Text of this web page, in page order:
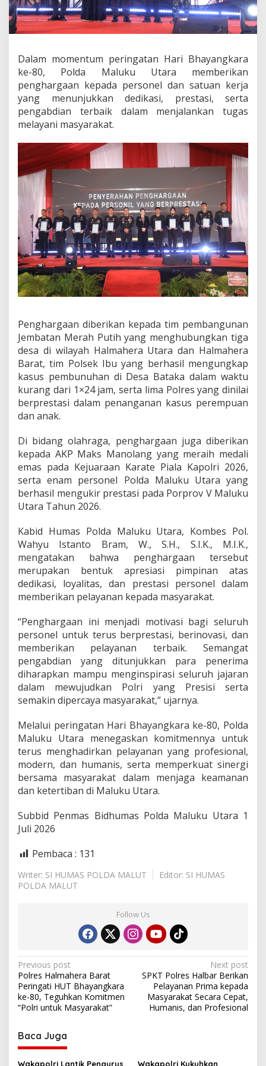
r
a
k
e
8
0
:
P
o
l
d
M
k
u
U
t
a
r
a
B
e
r
i
n
P
e
g
h
a
r
b
a
g
i
P
s
o
n
e
l
d
a
a
t
u
a
B
e
r
r
s
t
a
s
i
Dalam momentum peringatan Hari Bhayangkara
ke-80, Polda Maluku Utara memberikan
penghargaan kepada personel dan satuan kerja
yang menunjukkan dedikasi, prestasi, serta
pengabdian terbaik dalam menjalankan tugas
melayani masyarakat.
Penghargaan diberikan kepada tim pembangunan
Jembatan Merah Putih yang menghubungkan tiga
desa di wilayah Halmahera Utara dan Halmahera
Barat, tim Polsek Ibu yang berhasil mengungkap
kasus pembunuhan di Desa Bataka dalam waktu
kurang dari 1×24 jam, serta lima Polres yang dinilai
berprestasi dalam penanganan kasus perempuan
dan anak.
Di bidang olahraga, penghargaan juga diberikan
kepada AKP Maks Manolang yang meraih medali
emas pada Kejuaraan Karate Piala Kapolri 2026,
serta enam personel Polda Maluku Utara yang
berhasil mengukir prestasi pada Porprov V Maluku
Utara Tahun 2026.
Kabid Humas Polda Maluku Utara, Kombes Pol.
Wahyu Istanto Bram, W., S.H., S.I.K., M.I.K.,
mengatakan bahwa penghargaan tersebut
merupakan bentuk apresiasi pimpinan atas
dedikasi, loyalitas, dan prestasi personel dalam
memberikan pelayanan kepada masyarakat.
“Penghargaan ini menjadi motivasi bagi seluruh
personel untuk terus berprestasi, berinovasi, dan
memberikan pelayanan terbaik. Semangat
pengabdian yang ditunjukkan para penerima
diharapkan mampu menginspirasi seluruh jajaran
dalam mewujudkan Polri yang Presisi serta
semakin dipercaya masyarakat,” ujarnya.
Melalui peringatan Hari Bhayangkara ke-80, Polda
Maluku Utara menegaskan komitmennya untuk
terus menghadirkan pelayanan yang profesional,
modern, dan humanis, serta memperkuat sinergi
bersama masyarakat dalam menjaga keamanan
dan ketertiban di Maluku Utara.
Subbid Penmas Bidhumas Polda Maluku Utara 1
Juli 2026
Pembaca : 131
Writer: SI HUMAS POLDA MALUT
Editor: SI HUMAS
POLDA MALUT
Follow Us
P
o
s
t
n
a
Previous post
Polres Halmahera Barat
Peringati HUT Bhayangkara
ke-80, Teguhkan Komitmen
“Polri untuk Masyarakat”
Next post
SPKT Polres Halbar Berikan
Pelayanan Prima kepada
Masyarakat Secara Cepat,
Humanis, dan Profesional
Baca Juga
Wakapolri Lantik Pengurus Wakapolri Kukuhkan